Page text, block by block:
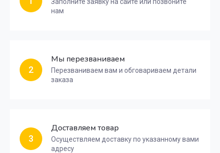
нам
2
Мы перезваниваем
Перезваниваем вам и обговариваем детали
заказа
3
Доставляем товар
Осуществляем доставку по указанному вами
адресу